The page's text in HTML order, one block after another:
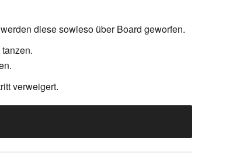
diese sowieso über Board geworfen.
verweigert.